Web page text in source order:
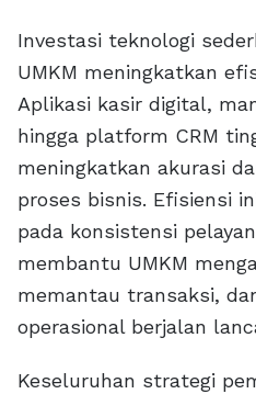
Investasi teknologi
UMKM meningkatkan
Aplikasi kasir digital,
hingga platform CRM
meningkatkan akurasi
proses bisnis. Efisiensi
pada konsistensi
membantu UMKM
memantau transaksi,
operasional berjalan
Keseluruhan strategi